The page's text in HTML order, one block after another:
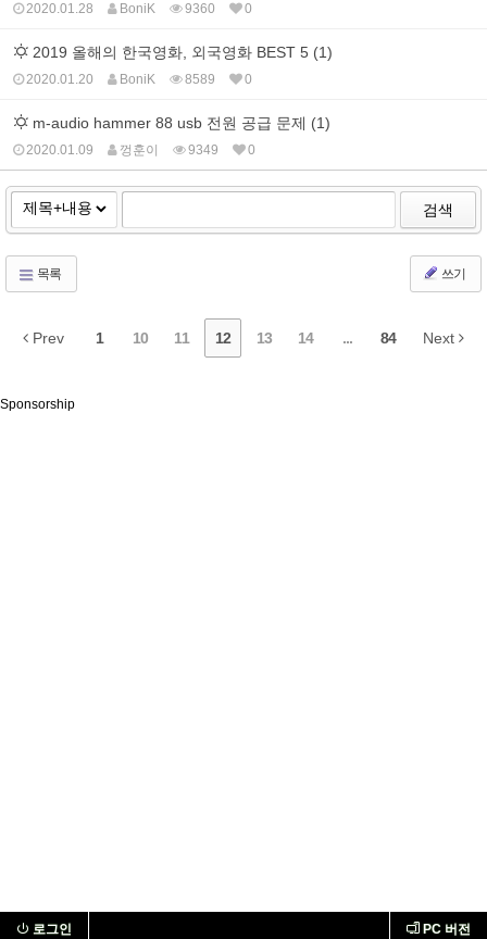
2020.01.28 BoniK 9360 0
2019 올해의 한국영화, 외국영화 BEST 5 (1)
2020.01.20 BoniK 8589 0
m-audio hammer 88 usb 전원 공급 문제 (1)
2020.01.09 껑훈이 9349 0
검색
목록 쓰기
Prev 1 10 11 12 13 14 ... 84 Next
Sponsorship
로그인 PC 버전